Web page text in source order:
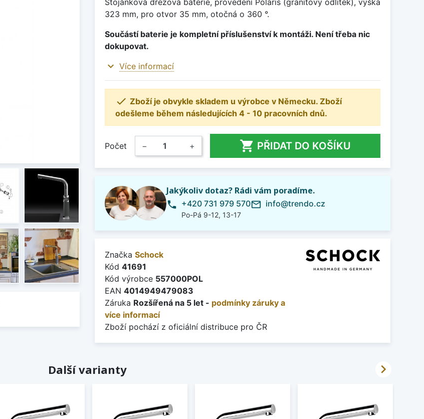
Stojánková dřezová baterie, provedení Polaris (granitový odlitek), výška
323 mm, pro otvor 35 mm, otočná o 360 °.
Součástí baterie je kompletní příslušenství k montáži. Není třeba nic
dokupovat.
expand_more Více informací
 Zboží je obvykle skladem u výrobce v Německu. Zboží
odešleme během následujících 4 - 10 pracovních dnů.
Počet − +  PŘIDAT DO KOŠÍKU
Jakýkoliv dotaz? Rádi vám poradíme.
phone +420 731 979 570
Po-Pá 9-12, 13-17
mail_outline info@trendo.cz
Značka Schock
Kód 41691
Kód výrobce 557000POL
EAN 4014949479083
Záruka Rozšířená na 5 let - podmínky záruky a
více informací
Zboží pochází z oficiální distribuce pro ČR
Další varianty 